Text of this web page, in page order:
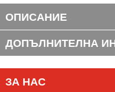
ОПИСАНИЕ
ДОПЪЛНИТЕЛНА
ЗА НАС